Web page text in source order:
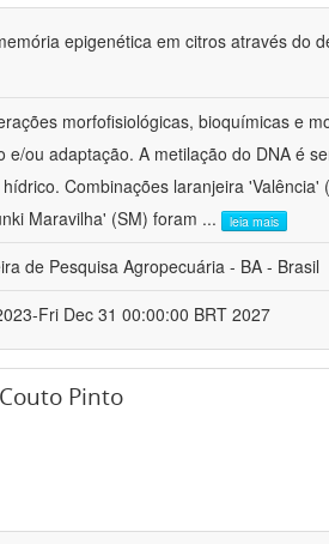
epigenética em citros através do
morfofisiológicas, bioquímicas e
ou adaptação. A metilação do DNA é
Combinações laranjeira 'Valência'
Maravilha' (SM) foram ... leia mais
de Pesquisa Agropecuária - BA - Brasil
Fri Dec 31 00:00:00 BRT 2027
Pinto